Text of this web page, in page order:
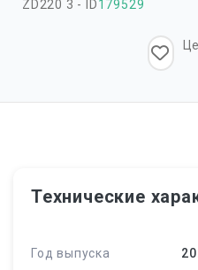
ZD220 3 - ID179529
Технические
Год выпуска